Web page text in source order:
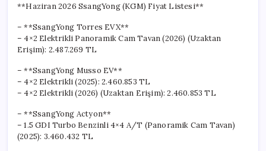
**Haziran 2026 SsangYong (KGM) Fiyat Listesi**
– **SsangYong Torres EVX**
– 4×2 Elektrikli Panoramik Cam Tavan (2026) (Uzaktan
Erişim): 2.487.269 TL
– **SsangYong Musso EV**
– 4×2 Elektrikli (2025): 2.460.853 TL
– 4×2 Elektrikli (2026) (Uzaktan Erişim): 2.460.853 TL
– **SsangYong Actyon**
– 1.5 GDI Turbo Benzinli 4×4 A/T (Panoramik Cam Tavan)
(2025): 3.460.432 TL